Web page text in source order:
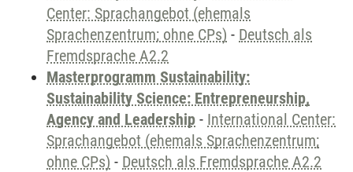
Center: Sprachangebot (ehemals
Sprachenzentrum; ohne CPs) - Deutsch als
Fremdsprache A2.2
Masterprogramm Sustainability:
Sustainability Science: Entrepreneurship,
Agency and Leadership - International Center:
Sprachangebot (ehemals Sprachenzentrum;
ohne CPs) - Deutsch als Fremdsprache A2.2